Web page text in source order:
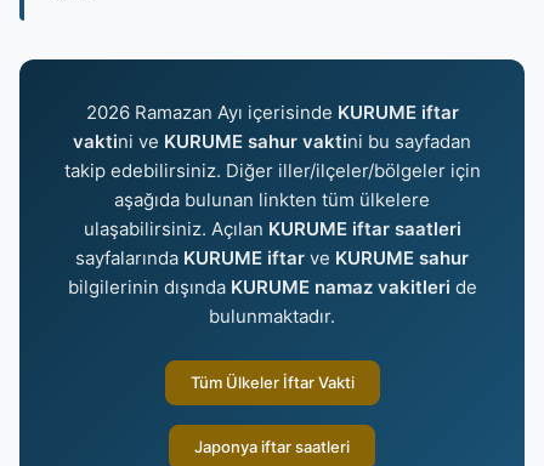
2026 Ramazan Ayı içerisinde KURUME iftar
vaktini ve KURUME sahur vaktini bu sayfadan
takip edebilirsiniz. Diğer iller/ilçeler/bölgeler için
aşağıda bulunan linkten tüm ülkelere
ulaşabilirsiniz. Açılan KURUME iftar saatleri
sayfalarında KURUME iftar ve KURUME sahur
bilgilerinin dışında KURUME namaz vakitleri de
bulunmaktadır.
Tüm Ülkeler İftar Vakti
Japonya iftar saatleri